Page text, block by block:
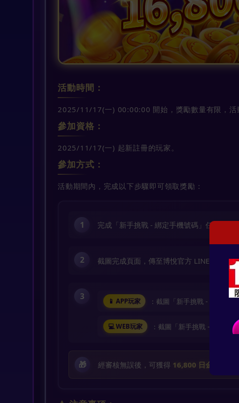
活動時間：
2025/11/17(一) 00:00:00 開始，獎勵數量有限，活
參加資格：
2025/11/17(一) 起新註冊的玩家。
參加方式：
活動期間內，完成以下步驟即可領取獎勵：
1 完成「新手挑戰 - 綁定手機號碼」任務。
2 截圖完成頁面，傳至博悅官方 LINE :
3 📱 APP玩家 ：截圖「新手挑戰 - 手機號碼
💻 WEB玩家 ：截圖「新手挑戰 - 手機號
🎁 經審核無誤後，可獲得 16,800 日金獎勵